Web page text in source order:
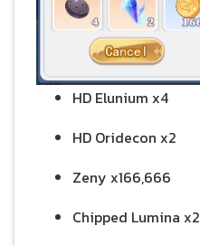
HD Elunium x4
HD Oridecon x2
Zeny x166,666
Chipped Lumina x2